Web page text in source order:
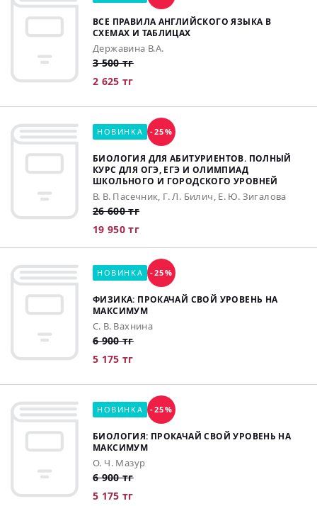
ВСЕ ПРАВИЛА АНГЛИЙСКОГО ЯЗЫКА В
СХЕМАХ И ТАБЛИЦАХ
Державина В.А.
3 500 тг
2 625 тг
НОВИНКА -25%
БИОЛОГИЯ ДЛЯ АБИТУРИЕНТОВ. ПОЛНЫЙ
КУРС ДЛЯ ОГЭ, ЕГЭ И ОЛИМПИАД
ШКОЛЬНОГО И ГОРОДСКОГО УРОВНЕЙ
В. В. Пасечник, Г. Л. Билич, Е. Ю. Зигалова
26 600 тг
19 950 тг
НОВИНКА -25%
ФИЗИКА: ПРОКАЧАЙ СВОЙ УРОВЕНЬ НА
МАКСИМУМ
С. В. Вахнина
6 900 тг
5 175 тг
НОВИНКА -25%
БИОЛОГИЯ: ПРОКАЧАЙ СВОЙ УРОВЕНЬ НА
МАКСИМУМ
О. Ч. Мазур
6 900 тг
5 175 тг